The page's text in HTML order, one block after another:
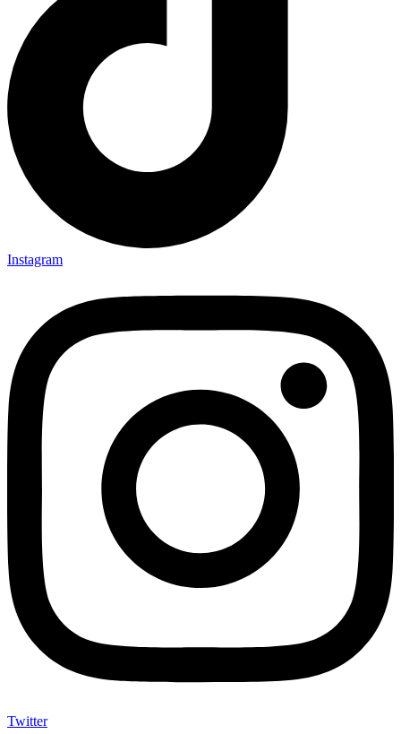
Instagram
Twitter